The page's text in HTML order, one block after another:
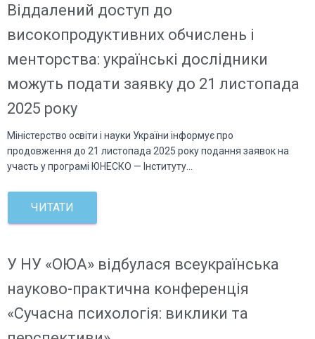
Віддалений доступ до
високопродуктивних обчислень і
менторства: українські дослідники
можуть подати заявку до 21 листопада
2025 року
Міністерство освіти і науки України інформує про
продовження до 21 листопада 2025 року подання заявок на
участь у програмі ЮНЕСКО — Інституту…
ЧИТАТИ
У НУ «ОЮА» відбулася всеукраїнська
науково-практична конференція
«Сучасна психологія: виклики та